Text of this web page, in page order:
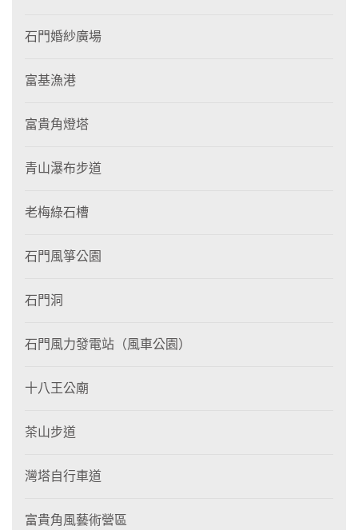
石門婚紗廣場
富基漁港
富貴角燈塔
青山瀑布步道
老梅綠石槽
石門風箏公園
石門洞
石門風力發電站（風車公園）
十八王公廟
茶山步道
灣塔自行車道
富貴角風藝術營區